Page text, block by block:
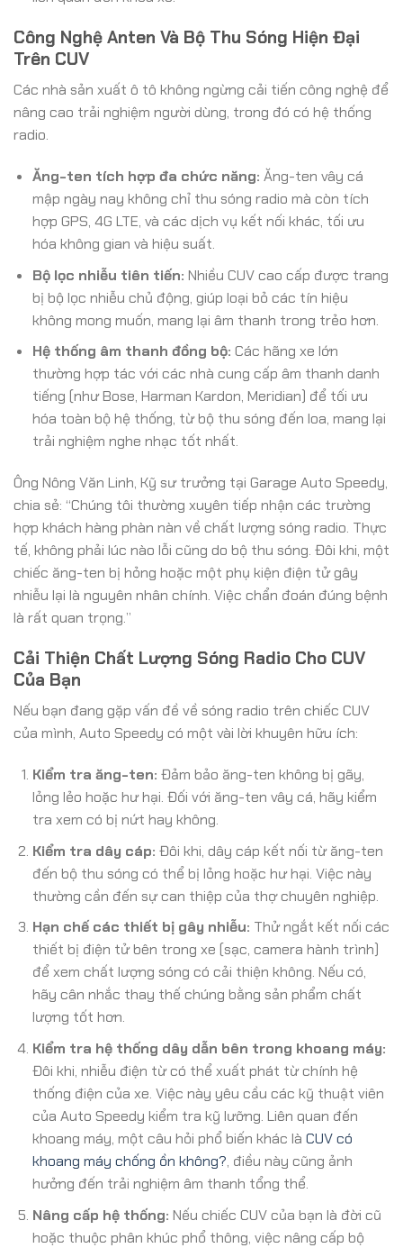
Công Nghệ Anten Và Bộ Thu Sóng Hiện Đại
Trên CUV
Các nhà sản xuất ô tô không ngừng cải tiến công nghệ để
nâng cao trải nghiệm người dùng, trong đó có hệ thống
radio.
Ăng-ten tích hợp đa chức năng: Ăng-ten vây cá
mập ngày nay không chỉ thu sóng radio mà còn tích
hợp GPS, 4G LTE, và các dịch vụ kết nối khác, tối ưu
hóa không gian và hiệu suất.
Bộ lọc nhiễu tiên tiến: Nhiều CUV cao cấp được trang
bị bộ lọc nhiễu chủ động, giúp loại bỏ các tín hiệu
không mong muốn, mang lại âm thanh trong trẻo hơn.
Hệ thống âm thanh đồng bộ: Các hãng xe lớn
thường hợp tác với các nhà cung cấp âm thanh danh
tiếng (như Bose, Harman Kardon, Meridian) để tối ưu
hóa toàn bộ hệ thống, từ bộ thu sóng đến loa, mang lại
trải nghiệm nghe nhạc tốt nhất.
Ông Nông Văn Linh, Kỹ sư trưởng tại Garage Auto Speedy,
chia sẻ: “Chúng tôi thường xuyên tiếp nhận các trường
hợp khách hàng phàn nàn về chất lượng sóng radio. Thực
tế, không phải lúc nào lỗi cũng do bộ thu sóng. Đôi khi, một
chiếc ăng-ten bị hỏng hoặc một phụ kiện điện tử gây
nhiễu lại là nguyên nhân chính. Việc chẩn đoán đúng bệnh
là rất quan trọng.”
Cải Thiện Chất Lượng Sóng Radio Cho CUV
Của Bạn
Nếu bạn đang gặp vấn đề về sóng radio trên chiếc CUV
của mình, Auto Speedy có một vài lời khuyên hữu ích:
Kiểm tra ăng-ten: Đảm bảo ăng-ten không bị gãy,
lỏng lẻo hoặc hư hại. Đối với ăng-ten vây cá, hãy kiểm
tra xem có bị nứt hay không.
Kiểm tra dây cáp: Đôi khi, dây cáp kết nối từ ăng-ten
đến bộ thu sóng có thể bị lỏng hoặc hư hại. Việc này
thường cần đến sự can thiệp của thợ chuyên nghiệp.
Hạn chế các thiết bị gây nhiễu: Thử ngắt kết nối các
thiết bị điện tử bên trong xe (sạc, camera hành trình)
để xem chất lượng sóng có cải thiện không. Nếu có,
hãy cân nhắc thay thế chúng bằng sản phẩm chất
lượng tốt hơn.
Kiểm tra hệ thống dây dẫn bên trong khoang máy:
Đôi khi, nhiễu điện từ có thể xuất phát từ chính hệ
thống điện của xe. Việc này yêu cầu các kỹ thuật viên
của Auto Speedy kiểm tra kỹ lưỡng. Liên quan đến
khoang máy, một câu hỏi phổ biến khác là CUV có
khoang máy chống ồn không?, điều này cũng ảnh
hưởng đến trải nghiệm âm thanh tổng thể.
Nâng cấp hệ thống: Nếu chiếc CUV của bạn là đời cũ
hoặc thuộc phân khúc phổ thông, việc nâng cấp bộ